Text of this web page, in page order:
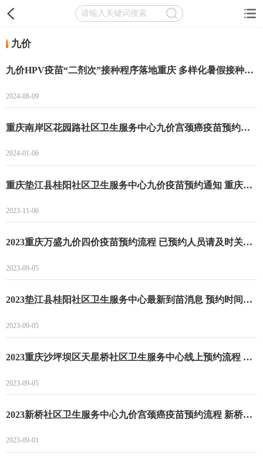
九价
九价HPV疫苗“二剂次”接种程序落地重庆 多样化暑假接种便民活动正在开展
2024-08-09
重庆南岸区花园路社区卫生服务中心九价宫颈癌疫苗预约登记开始 南岸区花园路社区九价宫颈癌疫苗预约
2024-01-06
重庆垫江县桂阳社区卫生服务中心九价疫苗预约通知 重庆垫江县桂阳社区卫生服务中心九价疫苗预约指南
2023-11-06
2023重庆万盛九价四价疫苗预约流程 已预约人员请及时关注消息
2023-09-05
2023垫江县桂阳社区卫生服务中心最新到苗消息 预约时间及流程一览
2023-09-05
2023重庆沙坪坝区天星桥社区卫生服务中心线上预约流程 九价HPV预约注意事项
2023-09-05
2023新桥社区卫生服务中心九价宫颈癌疫苗预约流程 新桥社区卫生服务中心九价宫颈癌疫苗预约方法
2023-09-01